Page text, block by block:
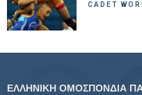
CADET
ΕΛΛΗΝΙΚΗ ΟΜΟΣΠΟΝΔΙΑ